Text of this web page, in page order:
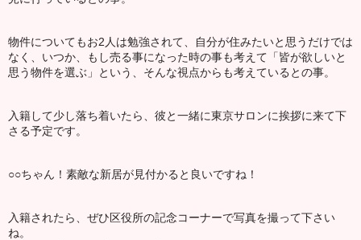
物件についてもお2人は勉強されて、自分が住みたいと思うだけでは
なく、いつか、もし売る事になった時の事も考えて「皆が欲しいと
思う物件を選ぶ」という、そんな視点からも考えているとの事。
入籍して少し落ち着いたら、彼と一緒に東京サロンに挨拶に来て下
さる予定です。
○○ちゃん！素敵な新居が見付かると良いですね！
入籍されたら、ぜひ区役所の記念コーナーで写真を撮って下さい
ね。